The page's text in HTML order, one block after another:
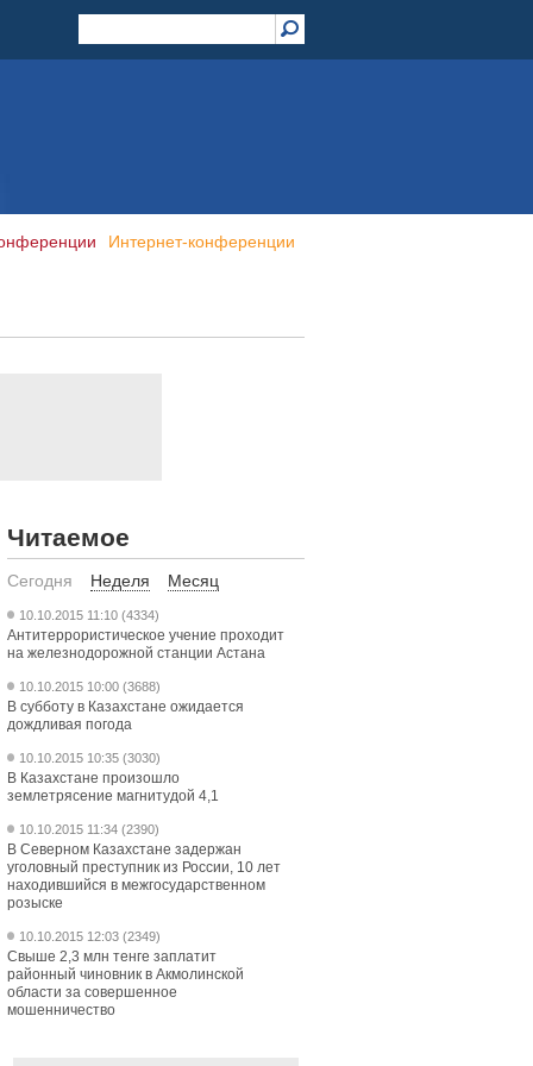
Интернет-конференции
Читаемое
Сегодня Неделя Месяц
10.10.2015 11:10 (4334)
Антитеррористическое учение проходит
на железнодорожной станции Астана
10.10.2015 10:00 (3688)
В субботу в Казахстане ожидается
дождливая погода
10.10.2015 10:35 (3030)
В Казахстане произошло
землетрясение магнитудой 4,1
10.10.2015 11:34 (2390)
В Северном Казахстане задержан
уголовный преступник из России, 10 лет
находившийся в межгосударственном
розыске
10.10.2015 12:03 (2349)
Свыше 2,3 млн тенге заплатит
районный чиновник в Акмолинской
области за совершенное
мошенничество